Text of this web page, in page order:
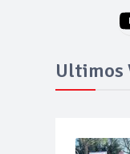
Ultimos